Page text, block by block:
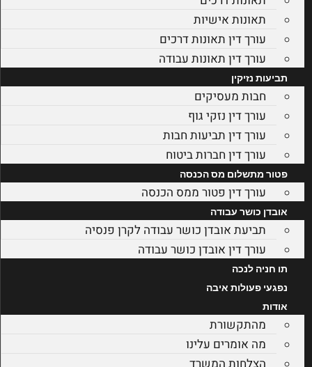
תאונות אישיות
עורך דין תאונות דרכים
עורך דין תאונות עבודה
תביעות נזיקין
חבות מעסיקים
עורך דין נזקי גוף
עורך דין תביעות חבות
עורך דין חברות ביטוח
פטור מתשלום מס הכנסה
עורך דין פטור ממס הכנסה
אובדן כושר עבודה
תביעת אובדן כושר עבודה לקרן פנסיה
עורך דין אובדן כושר עבודה
תו חניה לנכה
נפגעי פעולות איבה
אודות
מהתקשורת
מה אומרים עלינו